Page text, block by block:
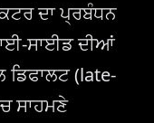
ਦਾ ਪ੍ਰਬੰਧਨ
ਸਾਈਡ ਦੀਆਂ
ਡਿਫਾਲਟ (late-
ਸਾਹਮਣੇ